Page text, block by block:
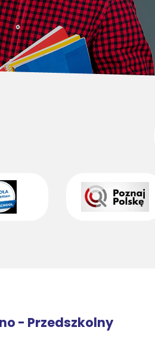
- Przedszkolny